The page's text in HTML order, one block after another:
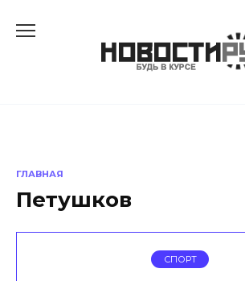
ГЛАВНАЯ
Петушков
СПОРТ